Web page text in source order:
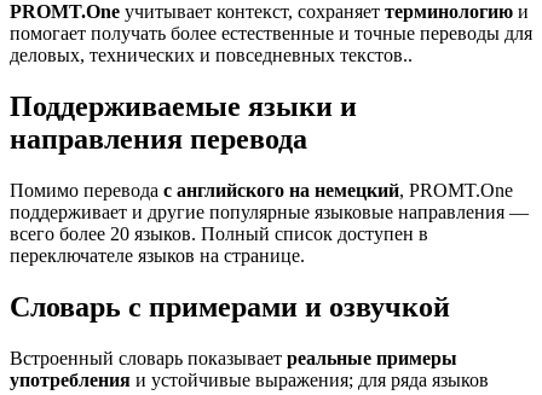
PROMT.One учитывает контекст, сохраняет терминологию и
помогает получать более естественные и точные переводы для
деловых, технических и повседневных текстов..
Поддерживаемые языки и
направления перевода
Помимо перевода с английского на немецкий, PROMT.One
поддерживает и другие популярные языковые направления —
всего более 20 языков. Полный список доступен в
переключателе языков на странице.
Словарь с примерами и озвучкой
Встроенный словарь показывает реальные примеры
употребления и устойчивые выражения; для ряда языков